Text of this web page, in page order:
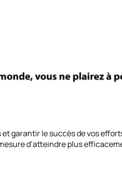
garantir le succès de vos
d’atteindre plus